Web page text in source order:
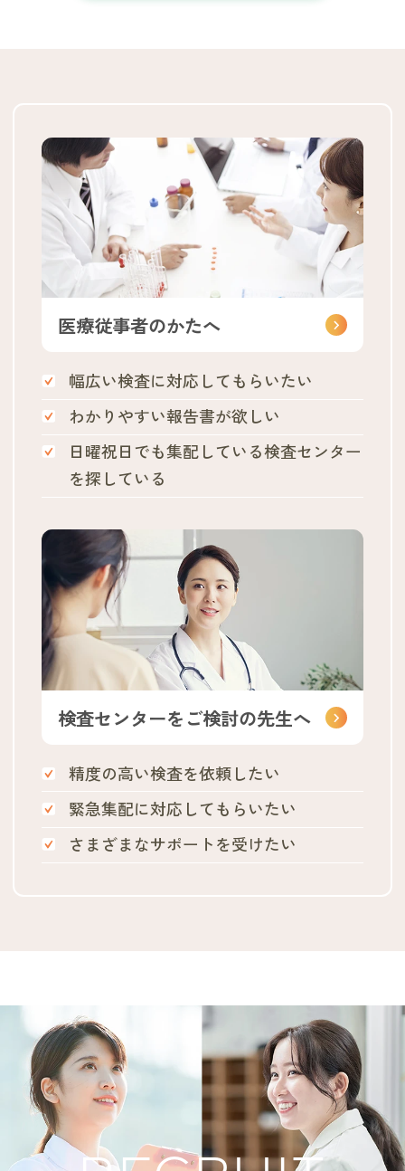
医療従事者のかたへ
幅広い検査に対応してもらいたい
わかりやすい報告書が欲しい
日曜祝日でも集配している検査センター
を探している
検査センターをご検討の先生へ
精度の高い検査を依頼したい
緊急集配に対応してもらいたい
さまざまなサポートを受けたい